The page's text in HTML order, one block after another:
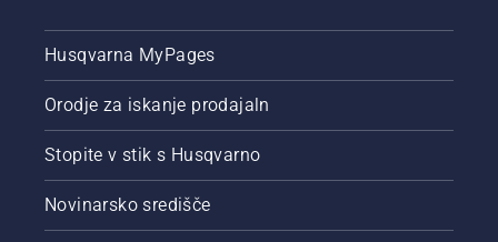
stran od
Olje na
deblu
kaže, da
sistem
mazanja
Husqvarna MyPages
Orodje za iskanje prodajaln
Stopite v stik s Husqvarno
Novinarsko središče